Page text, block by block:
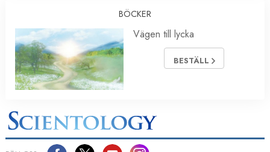
BÖCKER
Vägen till lycka
BESTÄLL